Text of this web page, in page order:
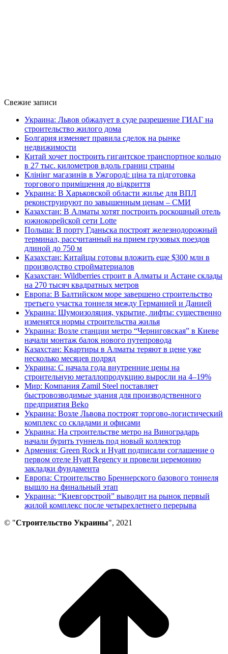
Свежие записи
Украина: Львов обжалует в суде разрешение ГИАГ на
строительство жилого дома
Болгария изменяет правила сделок на рынке
недвижимости
Китай хочет построить гигантское транспортное кольцо
в 27 тыс. километров вдоль границ страны
Клінінг магазинів в Ужгороді: ціна та підготовка
торгового приміщення до відкриття
Украина: В Харьковской области жилье для ВПЛ
реконструируют по завышенным ценам – СМИ
Казахстан: В Алматы хотят построить роскошный отель
южнокорейской сети Lotte
Польша: В порту Гданьска построят железнодорожный
терминал, рассчитанный на прием грузовых поездов
длиной до 750 м
Казахстан: Китайцы готовы вложить еще $300 млн в
производство стройматериалов
Казахстан: Wildberries строит в Алматы и Астане склады
на 270 тысяч квадратных метров
Европа: В Балтийском море завершено строительство
третьего участка тоннеля между Германией и Данией
Украина: Шумоизоляция, укрытие, лифты: существенно
изменятся нормы строительства жилья
Украина: Возле станции метро “Черниговская” в Киеве
начали монтаж балок нового путепровода
Казахстан: Квартиры в Алматы теряют в цене уже
несколько месяцев подряд
Украина: С начала года внутренние цены на
строительную металлопродукцию выросли на 4–19%
Мир: Компания Zamil Steel поставляет
быстровозводимые здания для производственного
предприятия Beko
Украина: Возле Львова построят торгово-логистический
комплекс со складами и офисами
Украина: На строительстве метро на Виноградарь
начали бурить туннель под новый коллектор
Армения: Green Rock и Hyatt подписали соглашение о
первом отеле Hyatt Regency и провели церемонию
закладки фундамента
Европа: Строительство Бреннерского базового тоннеля
вышло на финальный этап
Украина: “Киевгорстрой” выводит на рынок первый
жилой комплекс после четырехлетнего перерыва
© "Строительство Украины", 2021